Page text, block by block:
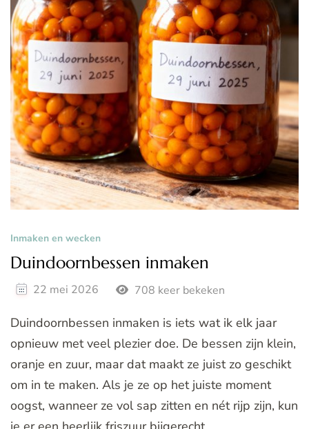
Inmaken en wecken
Duindoornbessen inmaken
22 mei 2026 708 keer bekeken
Duindoornbessen inmaken is iets wat ik elk jaar
opnieuw met veel plezier doe. De bessen zijn klein,
oranje en zuur, maar dat maakt ze juist zo geschikt
om in te maken. Als je ze op het juiste moment
oogst, wanneer ze vol sap zitten en nét rijp zijn, kun